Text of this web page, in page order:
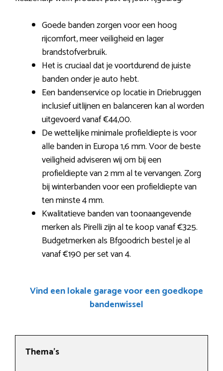
Goede banden zorgen voor een hoog
rijcomfort, meer veiligheid en lager
brandstofverbruik.
Het is cruciaal dat je voortdurend de juiste
banden onder je auto hebt.
Een bandenservice op locatie in Driebruggen
inclusief uitlijnen en balanceren kan al worden
uitgevoerd vanaf €44,00.
De wettelijke minimale profieldiepte is voor
alle banden in Europa 1,6 mm. Voor de beste
veiligheid adviseren wij om bij een
profieldiepte van 2 mm al te vervangen. Zorg
bij winterbanden voor een profieldiepte van
ten minste 4 mm.
Kwalitatieve banden van toonaangevende
merken als Pirelli zijn al te koop vanaf €325.
Budgetmerken als Bfgoodrich bestel je al
vanaf €190 per set van 4.
Vind een lokale garage voor een goedkope
bandenwissel
Thema’s